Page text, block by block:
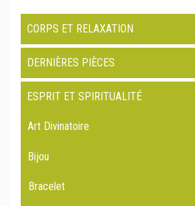
CORPS ET RELAXATION
DERNIÈRES PIÈCES
ESPRIT ET SPIRITUALITÉ
Art Divinatoire
Bijou
Bracelet